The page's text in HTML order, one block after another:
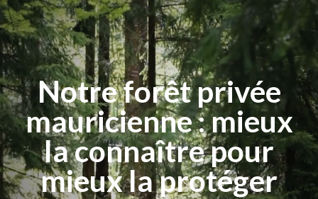
Notre forêt privée
mauricienne : mieux
la connaître pour
mieux la protéger